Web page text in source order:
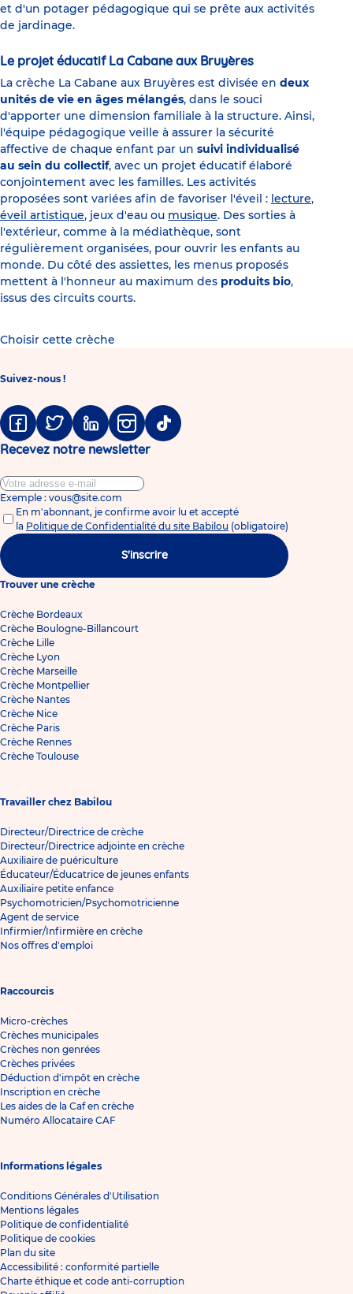
et d'un potager pédagogique qui se prête aux activités
de jardinage.
Le projet éducatif La Cabane aux Bruyères
La crèche La Cabane aux Bruyères est divisée en deux
unités de vie en âges mélangés, dans le souci
d'apporter une dimension familiale à la structure. Ainsi,
l'équipe pédagogique veille à assurer la sécurité
affective de chaque enfant par un suivi individualisé
au sein du collectif, avec un projet éducatif élaboré
conjointement avec les familles. Les activités
proposées sont variées afin de favoriser l'éveil : lecture,
éveil artistique, jeux d'eau ou musique. Des sorties à
l'extérieur, comme à la médiathèque, sont
régulièrement organisées, pour ouvrir les enfants au
monde. Du côté des assiettes, les menus proposés
mettent à l'honneur au maximum des produits bio,
issus des circuits courts.
Choisir cette crèche
Suivez-nous !
FacebookTwitter LinkedinInstagramTiktok
Recevez notre newsletter
Exemple : vous@site.com
En m'abonnant, je confirme avoir lu et accepté
la Politique de Confidentialité du site Babilou (obligatoire)
S'inscrire
Trouver une crèche
Crèche Bordeaux
Crèche Boulogne-Billancourt
Crèche Lille
Crèche Lyon
Crèche Marseille
Crèche Montpellier
Crèche Nantes
Crèche Nice
Crèche Paris
Crèche Rennes
Crèche Toulouse
Travailler chez Babilou
Directeur/Directrice de crèche
Directeur/Directrice adjointe en crèche
Auxiliaire de puériculture
Éducateur/Éducatrice de jeunes enfants
Auxiliaire petite enfance
Psychomotricien/Psychomotricienne
Agent de service
Infirmier/Infirmière en crèche
Nos offres d'emploi
Raccourcis
Micro-crèches
Crèches municipales
Crèches non genrées
Crèches privées
Déduction d'impôt en crèche
Inscription en crèche
Les aides de la Caf en crèche
Numéro Allocataire CAF
Informations légales
Conditions Générales d'Utilisation
Mentions légales
Politique de confidentialité
Politique de cookies
Plan du site
Accessibilité : conformité partielle
Charte éthique et code anti-corruption